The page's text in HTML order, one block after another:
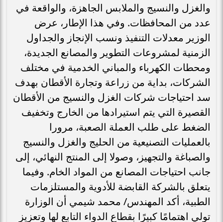
والغزل والنسيج والملابس الجاهزة، والواقعة في
عدد من المحافظات. وفي هذا الإطار، عرض
الوزير معدلات التنفيذ ونسب الإنجاز والجداول
الزمنية لمشروعات التطوير والمصانع الجديدة،
ومحطات الكهرباء والمباني الخدمية في مختلف
الشركات، بداية من زراعة وتجارة الأقطان بهدف
سد احتياجات شركات الغزل والنسيج من الأقطان
القصيرة التي يتم استيرادها من الخارج وتخفيف
الضغط على طلب العملة الصعبة، مرورا
بالعمليات التصنيعية من الحليج والغزل والنسيج
والصباغة والتجهيز، وصولا إلى المنتج النهائي، إلى
جانب احتياجات المصانع من المواد الخام. وفيما
يتعلق بالشركة القابضة للأدوية والمستلزمات
الطبية، أكد المهندس/ محمد شيمي أن الوزارة
تولي اهتمامًا كبيرًا بقطاع الدواء التابع لها وتعزيز